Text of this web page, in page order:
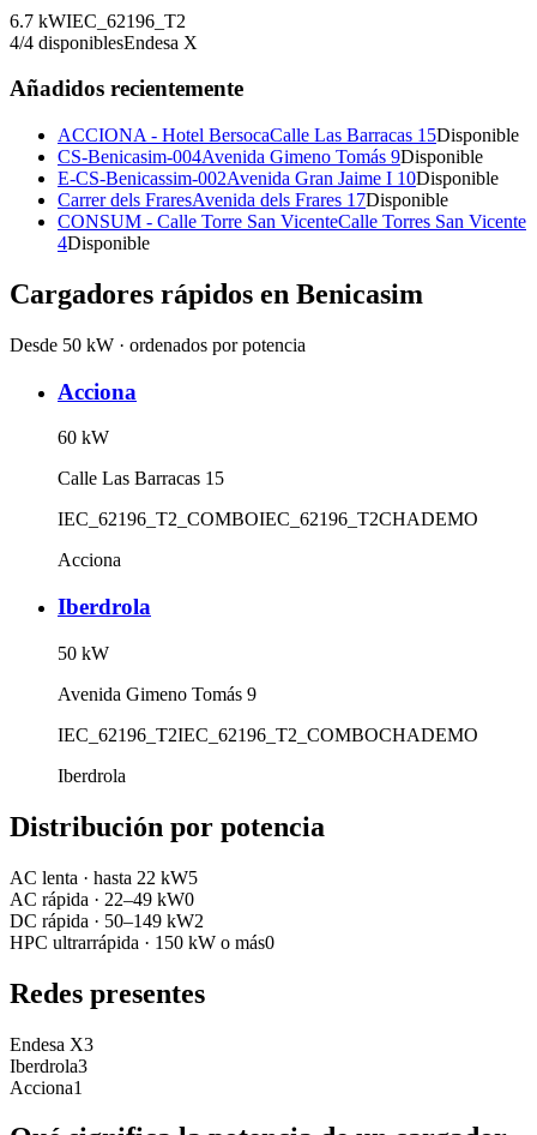
6.7 kWIEC_62196_T2
4/4 disponiblesEndesa X
Añadidos recientemente
ACCIONA - Hotel BersocaCalle Las Barracas 15Disponible
CS-Benicasim-004Avenida Gimeno Tomás 9Disponible
E-CS-Benicassim-002Avenida Gran Jaime I 10Disponible
Carrer dels FraresAvenida dels Frares 17Disponible
CONSUM - Calle Torre San VicenteCalle Torres San Vicente
4Disponible
Cargadores rápidos en Benicasim
Desde 50 kW · ordenados por potencia
Acciona
60 kW
Calle Las Barracas 15
IEC_62196_T2_COMBOIEC_62196_T2CHADEMO
Acciona
Iberdrola
50 kW
Avenida Gimeno Tomás 9
IEC_62196_T2IEC_62196_T2_COMBOCHADEMO
Iberdrola
Distribución por potencia
AC lenta · hasta 22 kW5
AC rápida · 22–49 kW0
DC rápida · 50–149 kW2
HPC ultrarrápida · 150 kW o más0
Redes presentes
Endesa X3
Iberdrola3
Acciona1